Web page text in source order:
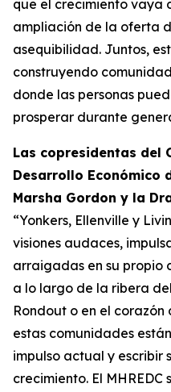
que el crecimiento vaya
ampliación de la oferta
asequibilidad. Juntos,
construyendo
donde las personas
prosperar durante
Las copresidentas del
Desarrollo Económico
Marsha Gordon y la
“Yonkers, Ellenville y
visiones audaces,
arraigadas en su propio
a lo largo de la ribera
Rondout o en el corazón
estas comunidades
impulso actual y escribir
crecimiento. El